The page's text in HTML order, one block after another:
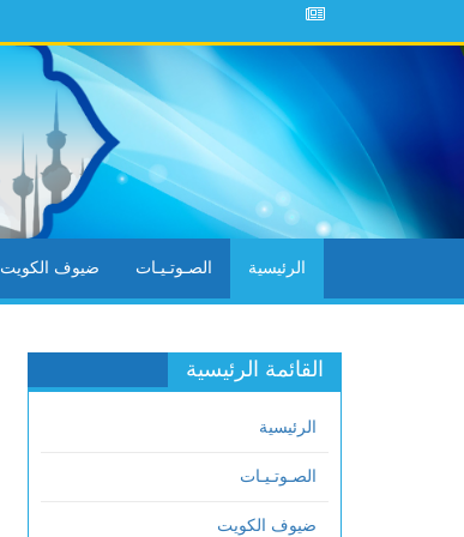
الرئيسية الصـوتـيـات ضيوف الكويت
القائمة الرئيسية
الرئيسية
الصـوتـيـات
ضيوف الكويت